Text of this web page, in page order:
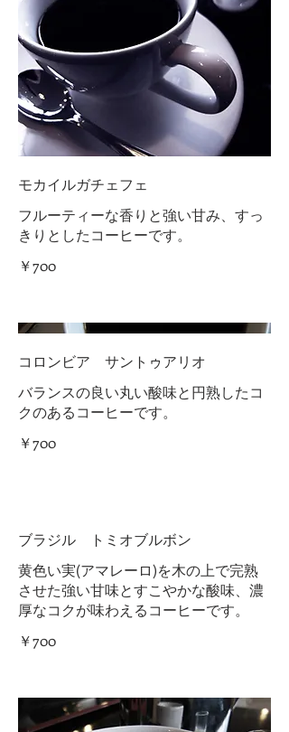
モカイルガチェフェ
フルーティーな香りと強い甘み、すっ
きりとしたコーヒーです。
￥700
コロンビア サントゥアリオ
バランスの良い丸い酸味と円熟したコ
クのあるコーヒーです。
￥700
ブラジル トミオブルボン
黄色い実(アマレーロ)を木の上で完熟
させた強い甘味とすこやかな酸味、濃
厚なコクが味わえるコーヒーです。
￥700